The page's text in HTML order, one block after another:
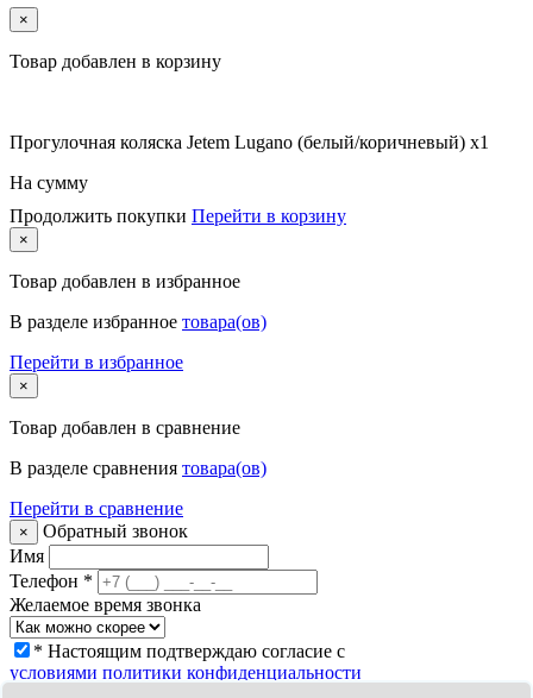
×
Товар добавлен в корзину
Прогулочная коляска Jetem Lugano (белый/коричневый) x1
На сумму
Продолжить покупки Перейти в корзину
×
Товар добавлен в избранное
В разделе избранное товара(ов)
Перейти в избранное
×
Товар добавлен в сравнение
В разделе сравнения товара(ов)
Перейти в сравнение
×
Обратный звонок
Имя
Телефон *
Желаемое время звонка
* Настоящим подтверждаю согласие с
условиями политики конфиденциальности